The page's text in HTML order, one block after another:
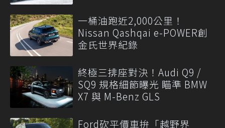
一桶油跑近2,000公里！
Nissan Qashqai e-POWER創
金氏世界紀錄
終極三排座對決！Audi Q9 /
SQ9 規格細節曝光 瞄準 BMW
X7 與 M-Benz GLS
Ford砍平價車拚「越野界